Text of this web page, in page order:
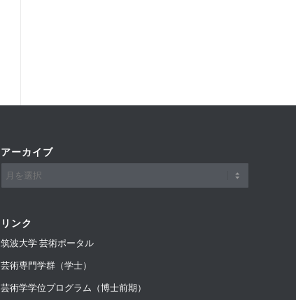
アーカイブ
リンク
筑波大学 芸術ポータル
芸術専門学群（学士）
芸術学学位プログラム（博士前期）